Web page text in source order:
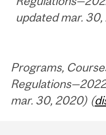
updated mar.
Programs,
mar. 30, 2020) (